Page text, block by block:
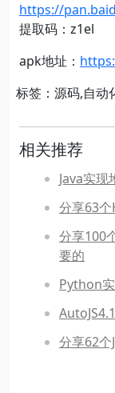
https://
提取码：z1el
apk地址：
标签：源码,自动
相关推荐
Java实现
分享63
分享100
要的
Python
分享62个